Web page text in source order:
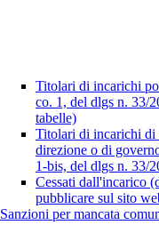
Titolari di incarichi
co. 1, del dlgs n. 33/
tabelle)
Titolari di incarichi di
direzione o di
1-bis, del dlgs n. 33/
Cessati dall'incarico
pubblicare sul sito
Sanzioni per mancata